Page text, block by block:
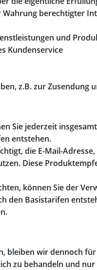
berechtigter
und
Kundenservice
z.B. zur Zusendung
Sie jederzeit
entstehen.
die E-Mail-
Diese
können Sie der
den Basistarifen
bleiben wir dennoch
zu behandeln und